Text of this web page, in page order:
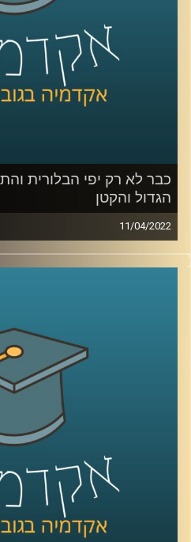
כבר לא רק יפי הבלורית
הגדול והקטן
11/04/2022
בשבוע שעבר זכתה הסדרה
ביותר בפסטיבל קאן. הסדרה
בפרק זה ד"ר מיכל שביט, חוקרת
הישראלית, תדבר על השינוי
לשיחה על יחסי צה"ל והתקשורת
בצבא והצבאיות בישראל –
קרדיט תמונות:AudioVersity